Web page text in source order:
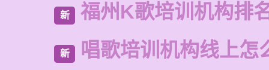
新 福州K歌培训机构排
新 唱歌培训机构线上怎